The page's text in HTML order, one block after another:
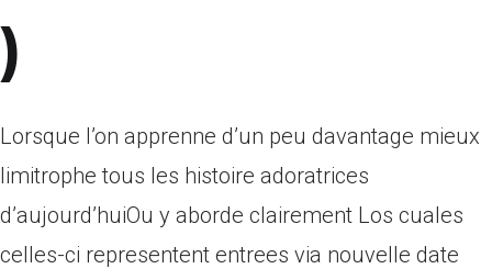
)
Lorsque l’on apprenne d’un peu davantage mieux
limitrophe tous les histoire adoratrices
d’aujourd’huiOu y aborde clairement Los cuales
celles-ci representent entrees via nouvelle date